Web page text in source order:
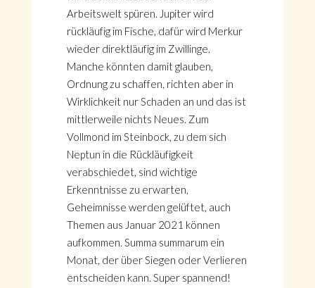
Arbeitswelt spüren. Jupiter wird
rückläufig im Fische, dafür wird Merkur
wieder direktläufig im Zwillinge.
Manche könnten damit glauben,
Ordnung zu schaffen, richten aber in
Wirklichkeit nur Schaden an und das ist
mittlerweile nichts Neues. Zum
Vollmond im Steinbock, zu dem sich
Neptun in die Rückläufigkeit
verabschiedet, sind wichtige
Erkenntnisse zu erwarten,
Geheimnisse werden gelüftet, auch
Themen aus Januar 2021 können
aufkommen. Summa summarum ein
Monat, der über Siegen oder Verlieren
entscheiden kann. Super spannend!